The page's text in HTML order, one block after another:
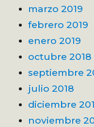
marzo 2019
febrero 2019
enero 2019
octubre 2018
septiembre
julio 2018
diciembre
noviembre